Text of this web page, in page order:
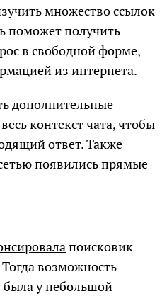
множество ссылок
поможет получить
в свободной форме,
из интернета.
дополнительные
контекст чата, чтобы
ответ. Также
появились прямые
поисковик
возможность
была у небольшой